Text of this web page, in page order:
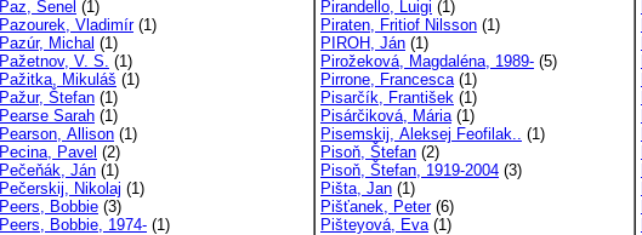
Paz, Senel (1)
Pazourek, Vladimír(1)
Pazúr, Michal (1)
Pažetnov, V. S. (1)
Pažitka, Mikuláš (1)
Pažur, Štefan (1)
Pearse Sarah (1)
Pearson, Allison (1)
Pecina, Pavel (2)
Pečeňák, Ján (1)
Pečerskij, Nikolaj (1)
Peers, Bobbie (3)
Peers, Bobbie, 1974- (1)
Pirandello, Luigi (1)
Piraten, Fritiof Nilsson (1)
PIROH, Ján (1)
Pirožeková, Magdaléna, 1989- (5)
Pirrone, Francesca(1)
Pisarčík, František (1)
Pisárčiková, Mária(1)
Pisemskij, Aleksej Feofilak.. (1)
Pisoň, Štefan (2)
Pisoň, Štefan, 1919-2004 (3)
Pišta, Jan (1)
Pišťanek, Peter(6)
Pišteyová, Eva(1)